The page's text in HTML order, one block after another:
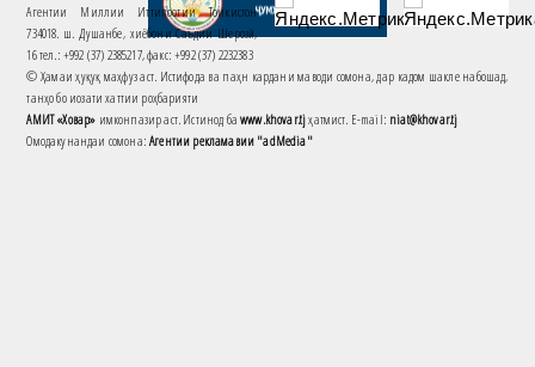
Агентии Миллии Иттилоотии Тоҷикистон
734018. ш. Душанбе, хиёбони Саъдии Шерозӣ,
16 тел.: +992 (37) 2385217, факс: +992 (37) 2232383
© Ҳамаи ҳуқуқ маҳфуз аст. Истифода ва паҳн кардани маводи сомона, дар кадом шакле набошад,
танҳо бо иҷозати хаттии роҳбарияти
АМИТ «Ховар» имконпазир аст. Истинод баwww.khovar.tjҳатмист. E-mail: niat@khovar.tj
Омодакунандаи сомона:Агентии рекламавии "adMedia"